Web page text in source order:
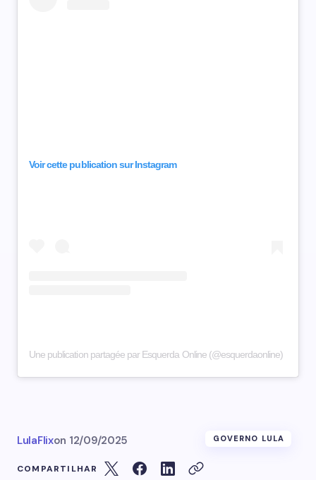
Voir cette publication sur Instagram
Une publication partagée par Esquerda Online (@esquerdaonline)
LulaFlixon 12/09/2025 GOVERNO LULA
COMPARTILHAR